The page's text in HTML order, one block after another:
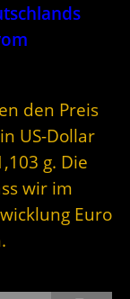
den Preis
US-Dollar
g. Die
wir im
Euro